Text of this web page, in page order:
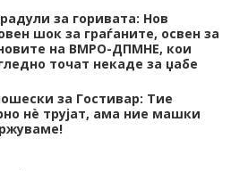
за горивата: Нов
шок за граѓаните, освен за
на ВМРО-ДПМНЕ, кои
точат некаде за џабе
за Гостивар: Тие
нѐ трујат, ама ние машки